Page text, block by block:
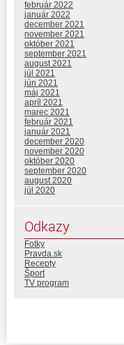
február 2022
január 2022
december 2021
november 2021
október 2021
september 2021
august 2021
júl 2021
jún 2021
máj 2021
apríl 2021
marec 2021
február 2021
január 2021
december 2020
november 2020
október 2020
september 2020
august 2020
júl 2020
Odkazy
Fotky
Pravda.sk
Recepty
Šport
TV program